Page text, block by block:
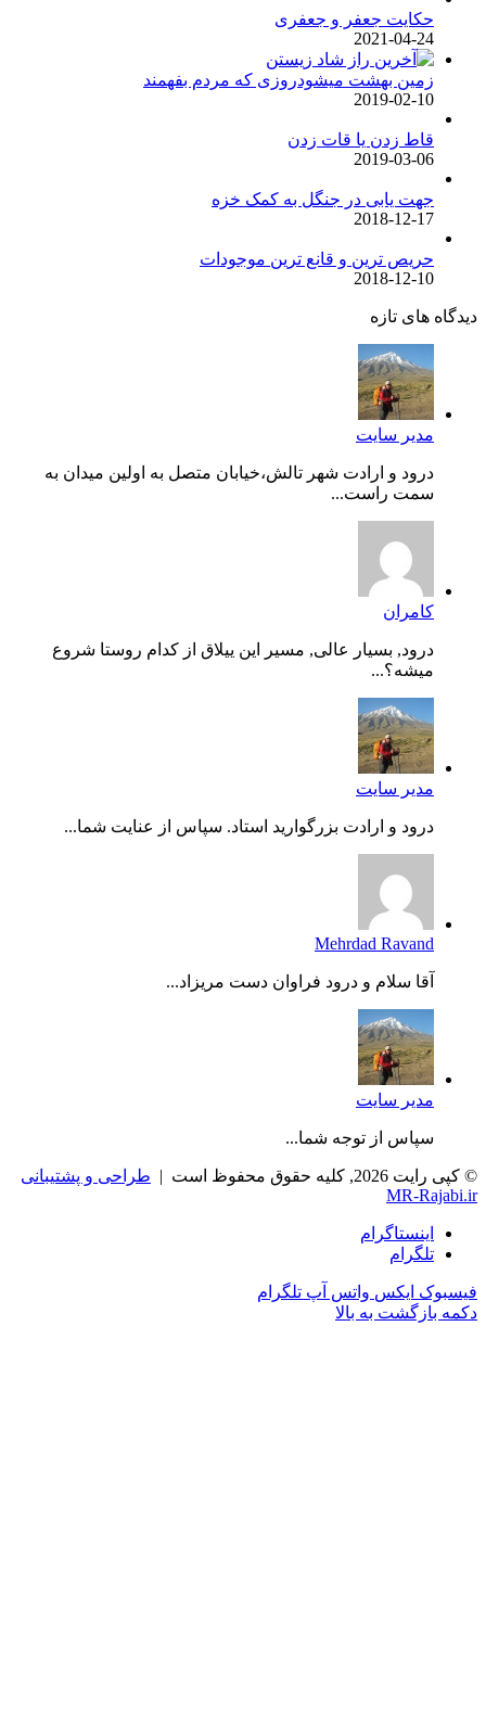
حکایت جعفر و جعفری
2021-04-24
زمین بهشت میشودروزی که مردم بفهمند
2019-02-10
قاط زدن یا قات زدن
2019-03-06
جهت یابی در جنگل به کمک خزه
2018-12-17
حریص ترین و قانع ترین موجودات
2018-12-10
دیدگاه های تازه
مدیر سایت
درود و ارادت شهر تالش،خیابان متصل به اولین میدان به
سمت راست...
کامران
درود, بسیار عالی, مسیر این ییلاق از کدام روستا شروع
میشه؟...
مدیر سایت
درود و ارادت بزرگوارید استاد. سپاس از عنایت شما...
Mehrdad Ravand
آقا سلام و درود فراوان دست مریزاد...
مدیر سایت
سپاس از توجه شما...
© کپی رایت 2026, کلیه حقوق محفوظ است |
طراحی و پشتیبانی
MR-Rajabi.ir
اینستاگرام
تلگرام
فیسبوک ایکس واتس آپ تلگرام
دکمه بازگشت به بالا